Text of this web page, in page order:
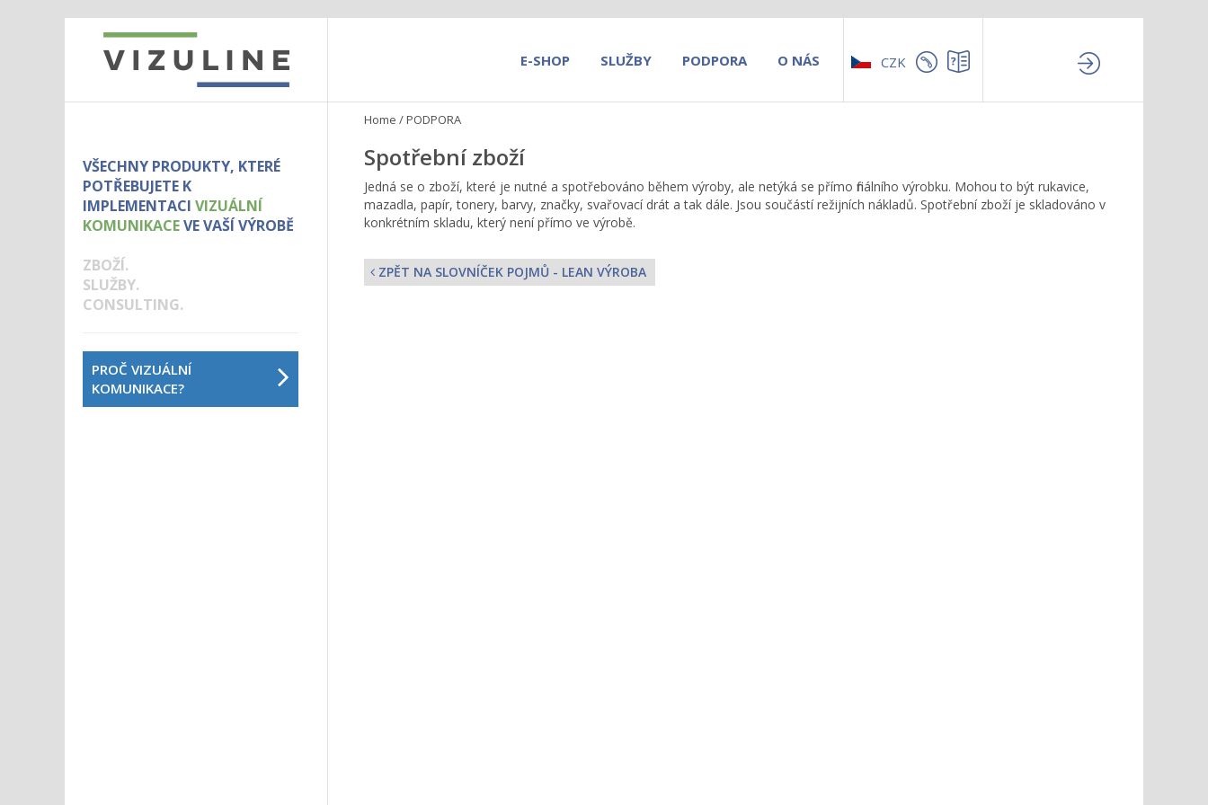
E-SHOP SLUŽBY PODPORA O NÁS CZK
VŠECHNY PRODUKTY, KTERÉ
POTŘEBUJETE K
IMPLEMENTACI VIZUÁLNÍ
KOMUNIKACEVE VAŠÍ VÝROBĚ
ZBOŽÍ.
SLUŽBY.
CONSULTING.
PROČ VIZUÁLNÍ
KOMUNIKACE?
Home /PODPORA
Spotřební zboží
Jedná se o zboží, které je nutné a spotřebováno během výroby, ale netýká se přímo finálního výrobku. Mohou to být rukavice,
mazadla, papír, tonery, barvy, značky, svařovací drát a tak dále. Jsou součástí režijních nákladů. Spotřební zboží je skladováno v
konkrétním skladu, který není přímo ve výrobě.
ZPĚT NA SLOVNÍČEK POJMŮ - LEAN VÝROBA